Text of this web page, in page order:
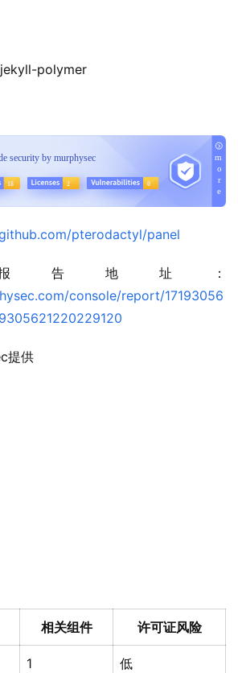
polymer
pterodactyl/panel
告地址：
console/report/17193056
提供
相关组件 许可证风险
1 低